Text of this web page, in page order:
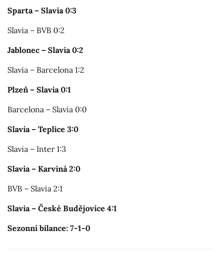
Sparta – Slavia 0:3
Slavia – BVB 0:2
Jablonec – Slavia 0:2
Slavia – Barcelona 1:2
Plzeň – Slavia 0:1
Barcelona – Slavia 0:0
Slavia – Teplice 3:0
Slavia – Inter 1:3
Slavia – Karviná 2:0
BVB – Slavia 2:1
Slavia – České Budějovice 4:1
Sezonní bilance: 7-1-0